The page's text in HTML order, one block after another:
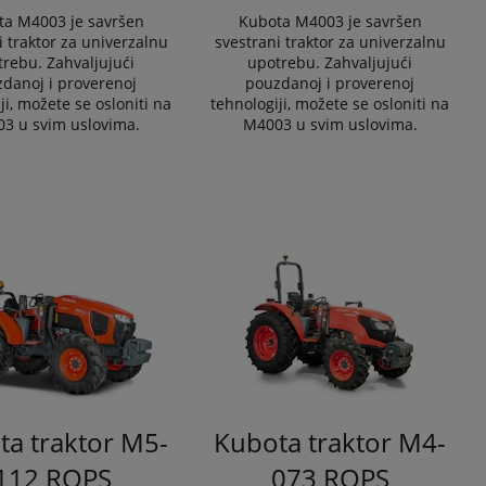
M4003 je savršen
traktor za univerzalnu
Zahvaljujući
i proverenoj
možete se osloniti na
u svim uslovima.
Kubota M4003 je savršen
svestrani traktor za univerzalnu
upotrebu. Zahvaljujući
pouzdanoj i proverenoj
tehnologiji, možete se osloniti na
M4003 u svim uslovima.
traktor M5-
ROPS
Kubota traktor M4-
073 ROPS